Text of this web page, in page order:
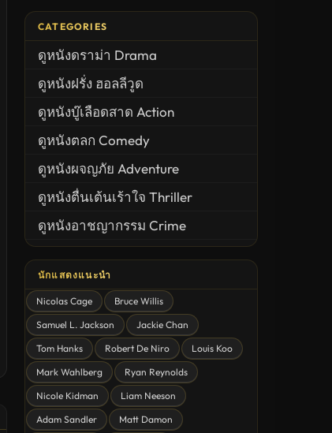
CATEGORIES
ดูหนังดราม่า Drama
ดูหนังฝรั่ง ฮอลลีวูด
ดูหนังบู๊เลือดสาด Action
ดูหนังตลก Comedy
ดูหนังผจญภัย Adventure
ดูหนังตื่นเต้นเร้าใจ Thriller
ดูหนังอาชญากรรม Crime
ดูหนังสยองขวัญ Horror
ดูหนังโรแมนติก Romance
หนังชีวิต
ดูหนังแฟนตาซี Fantasy
ดูหนังลึกลับ Mystery
ดูหนังอนิเมชั่น Animation
นักแสดงแนะนำ
Nicolas Cage
Bruce Willis
Samuel L. Jackson
Jackie Chan
Tom Hanks
Robert De Niro
Louis Koo
Mark Wahlberg
Ryan Reynolds
Nicole Kidman
Liam Neeson
Adam Sandler
Matt Damon